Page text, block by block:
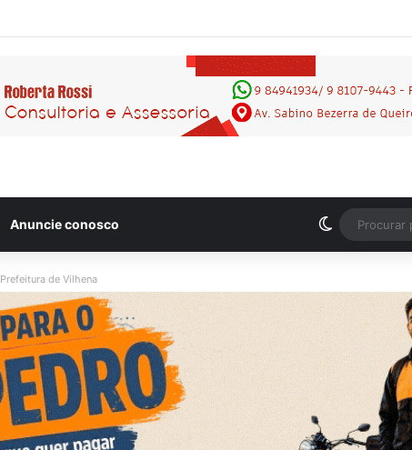
Anuncie conosco Switch skin
Prefeitura de Vilhena